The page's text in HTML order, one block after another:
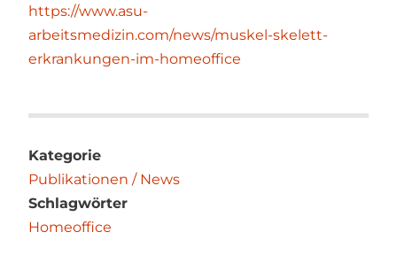
https://www.asu-
arbeitsmedizin.com/news/muskel-skelett-
erkrankungen-im-homeoffice
Kategorie
Publikationen / News
Schlagwörter
Homeoffice